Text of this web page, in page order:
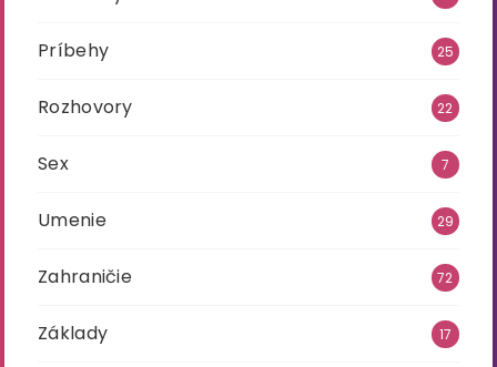
Príbehy 25
Rozhovory 22
Sex 7
Umenie 29
Zahraničie 72
Základy 17